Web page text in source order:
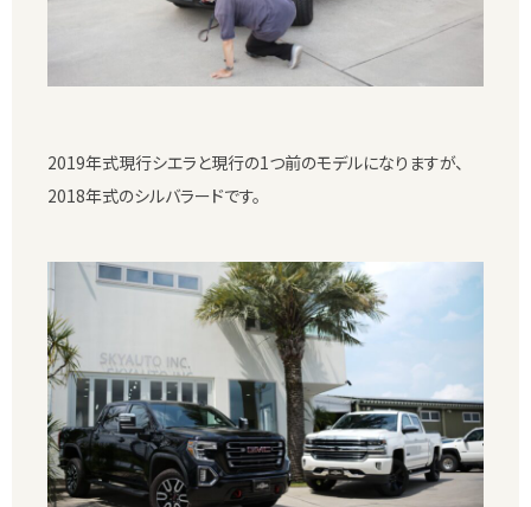
2019年式現行シエラと現行の1つ前のモデルになりますが、
2018年式のシルバラードです。